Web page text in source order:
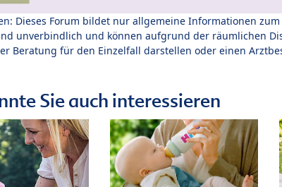
Dieses Forum bildet nur allgemeine Informationen
unverbindlich und können aufgrund der räumlichen
Beratung für den Einzelfall darstellen oder einen
Sie auch interessieren